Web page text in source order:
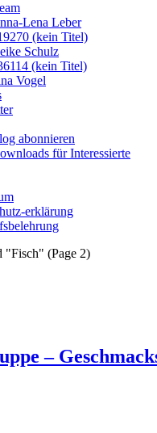
Lena Leber
(kein Titel)
Schulz
(kein Titel)
Vogel
abonnieren
für Interessierte
erklärung
"Fisch" (Page 2)
–